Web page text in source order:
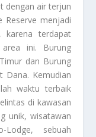
dengan air terjun
Reserve menjadi
karena terdapat
ini. Burung
dan Burung
Dana. Kemudian
waktu terbaik
di kawasan
unik, wisatawan
sebuah